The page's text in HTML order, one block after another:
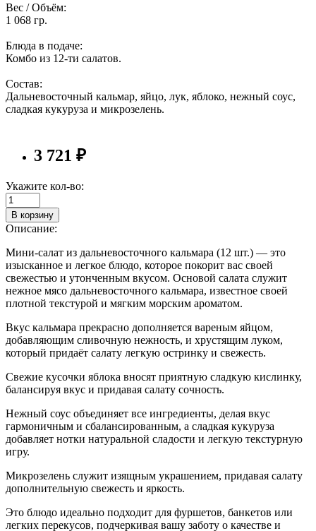
Вес / Объём:
1 068 гр.
Блюда в подаче:
Комбо из 12-ти салатов.
Состав:
Дальневосточный кальмар, яйцо, лук, яблоко, нежный соус,
сладкая кукуруза и микрозелень.
3 721 ₽
Укажите кол-во:
В корзину
Описание:
Мини-салат из дальневосточного кальмара (12 шт.) — это
изысканное и легкое блюдо, которое покорит вас своей
свежестью и утонченным вкусом. Основой салата служит
нежное мясо дальневосточного кальмара, известное своей
плотной текстурой и мягким морским ароматом.
Вкус кальмара прекрасно дополняется вареным яйцом,
добавляющим сливочную нежность, и хрустящим луком,
который придаёт салату легкую остринку и свежесть.
Свежие кусочки яблока вносят приятную сладкую кислинку,
балансируя вкус и придавая салату сочность.
Нежный соус объединяет все ингредиенты, делая вкус
гармоничным и сбалансированным, а сладкая кукуруза
добавляет нотки натуральной сладости и легкую текстурную
игру.
Микрозелень служит изящным украшением, придавая салату
дополнительную свежесть и яркость.
Это блюдо идеально подходит для фуршетов, банкетов или
легких перекусов, подчеркивая вашу заботу о качестве и